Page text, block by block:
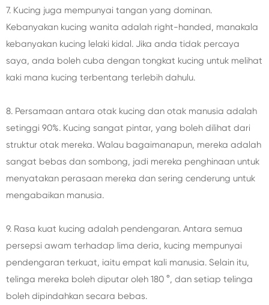
7. Kucing juga mempunyai tangan yang dominan.
Kebanyakan kucing wanita adalah right-handed, manakala
kebanyakan kucing lelaki kidal. Jika anda tidak percaya
saya, anda boleh cuba dengan tongkat kucing untuk melihat
kaki mana kucing terbentang terlebih dahulu.
8. Persamaan antara otak kucing dan otak manusia adalah
setinggi 90%. Kucing sangat pintar, yang boleh dilihat dari
struktur otak mereka. Walau bagaimanapun, mereka adalah
sangat bebas dan sombong, jadi mereka penghinaan untuk
menyatakan perasaan mereka dan sering cenderung untuk
mengabaikan manusia.
9. Rasa kuat kucing adalah pendengaran. Antara semua
persepsi awam terhadap lima deria, kucing mempunyai
pendengaran terkuat, iaitu empat kali manusia. Selain itu,
telinga mereka boleh diputar oleh 180 °, dan setiap telinga
boleh dipindahkan secara bebas.